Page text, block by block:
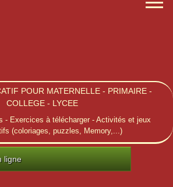
POUR MATERNELLE - PRIMAIRE -
COLLEGE - LYCEE
- Exercices à télécharger - Activités et jeux
(coloriages, puzzles, Memory,...)
ligne